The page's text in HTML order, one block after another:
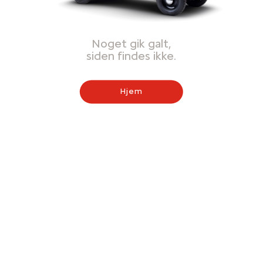
Noget gik galt,
siden findes ikke.
Hjem